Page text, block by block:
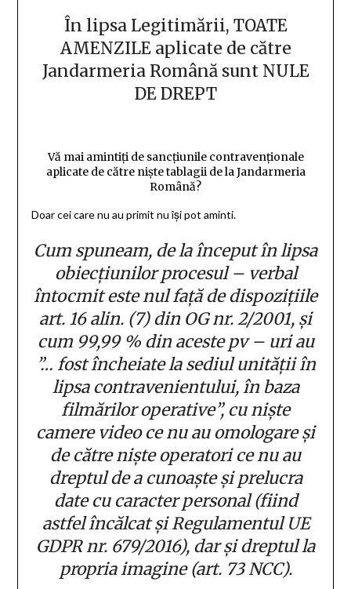
În lipsa Legitimării, TOATE
AMENZILE aplicate de către
Jandarmeria Română sunt NULE
DE DREPT
Vă mai amintiți de sancțiunile contravenționale
aplicate de către niște tablagii de la Jandarmeria
Română?
Doar cei care nu au primit nu își pot aminti.
Cum spuneam, de la început în lipsa
obiecțiunilor procesul – verbal
întocmit este nul față de dispozițiile
art. 16 alin. (7) din OG nr. 2/2001, și
cum 99,99 % din aceste pv – uri au
”… fost încheiate la sediul unității în
lipsa contravenientului, în baza
filmărilor operative”, cu niște
camere video ce nu au omologare și
de către niște operatori ce nu au
dreptul de a cunoaște și prelucra
date cu caracter personal (fiind
astfel încălcat și Regulamentul UE
GDPR nr. 679/2016), dar și dreptul la
propria imagine (art. 73 NCC).